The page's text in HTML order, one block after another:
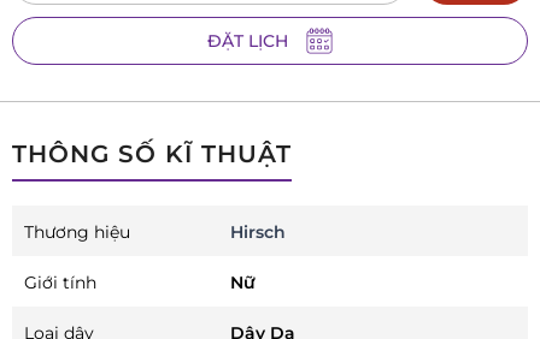
ĐẶT LỊCH
THÔNG SỐ KĨ THUẬT
Thương hiệu Hirsch
Giới tính Nữ
Loại dây Dây Da